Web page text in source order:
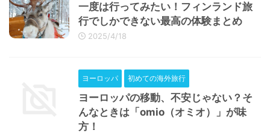
一度は行ってみたい！フィンランド旅
行でしかできない最高の体験まとめ
2025/4/18
ヨーロッパ 初めての海外旅行
ヨーロッパの移動、不安じゃない？そ
んなときは「omio（オミオ）」が味
方！